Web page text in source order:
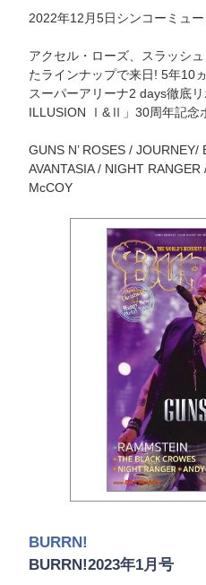
2022年12月5日シンコーミュ
アクセル・ローズ、スラッシ
たラインナップで来日! 5年10
スーパーアリーナ2 days徹底
ILLUSION Ⅰ&Ⅱ」30周年記念
GUNS N’ ROSES / JOURNEY/
AVANTASIA / NIGHT
McCOY
BURRN!
BURRN!2023年1月号